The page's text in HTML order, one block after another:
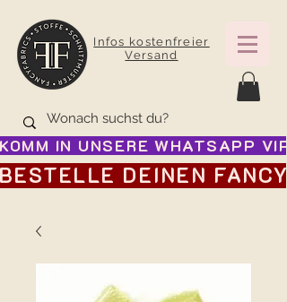
Infos kostenfreier
Versand
KOMM IN UNSERE WHATSAPP
BESTELLE DEINEN